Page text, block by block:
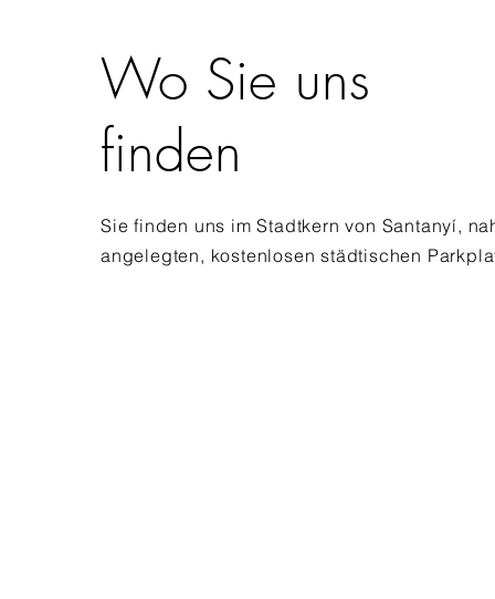
Wo Sie uns
finden
Sie finden uns imStadtkern von Santanyí,
angelegten, kostenlosenstädtischen